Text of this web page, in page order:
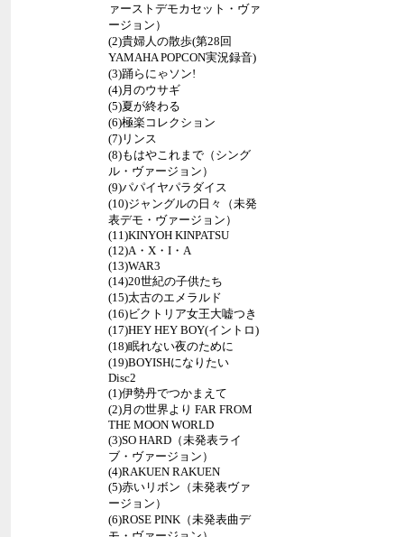
ァーストデモカセット・ヴァ
ージョン）
(2)貴婦人の散歩(第28回
YAMAHA POPCON実況録音)
(3)踊らにゃソン!
(4)月のウサギ
(5)夏が終わる
(6)極楽コレクション
(7)リンス
(8)もはやこれまで（シング
ル・ヴァージョン）
(9)パパイヤパラダイス
(10)ジャングルの日々（未発
表デモ・ヴァージョン）
(11)KINYOH KINPATSU
(12)A・X・I・A
(13)WAR3
(14)20世紀の子供たち
(15)太古のエメラルド
(16)ビクトリア女王大嘘つき
(17)HEY HEY BOY(イントロ)
(18)眠れない夜のために
(19)BOYISHになりたい
Disc2
(1)伊勢丹でつかまえて
(2)月の世界より FAR FROM
THE MOON WORLD
(3)SO HARD（未発表ライ
ブ・ヴァージョン）
(4)RAKUEN RAKUEN
(5)赤いリボン（未発表ヴァ
ージョン）
(6)ROSE PINK（未発表曲デ